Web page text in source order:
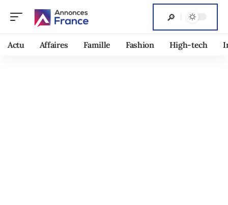
Actu Affaires Famille Fashion High-tech